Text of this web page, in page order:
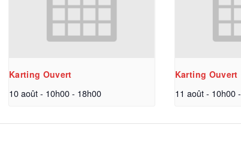
Karting Ouvert
10 août - 10h00- 18h00
Karting Ouvert
11 août - 10h00 -